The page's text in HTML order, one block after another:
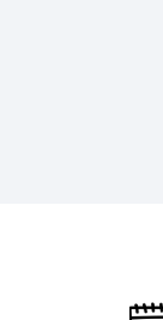
volg je de
fiets je